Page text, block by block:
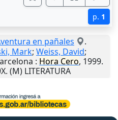
p. 1
en pañales
.
Mark; Weiss, David;
: Hora Cero, 1999.
(M) LITERATURA